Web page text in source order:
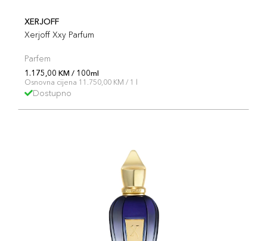
XERJOFF
Xerjoff Xxy Parfum
Parfem
1.175,00 KM / 100ml
Osnovna cijena 11.750,00 KM / 1 l
Dostupno